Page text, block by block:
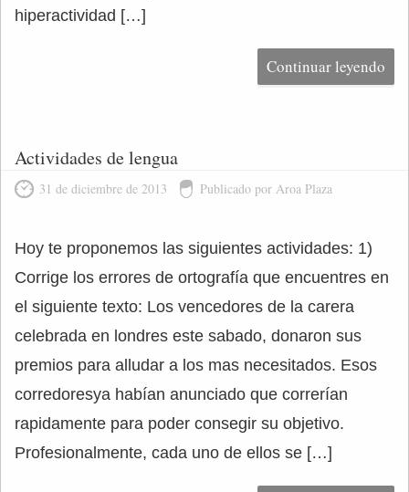
hiperactividad […]
Continuar leyendo
Actividades de lengua
31 de diciembre de 2013 Publicado por Aroa Plaza
Hoy te proponemos las siguientes actividades: 1)
Corrige los errores de ortografía que encuentres en
el siguiente texto: Los vencedores de la carera
celebrada en londres este sabado, donaron sus
premios para alludar a los mas necesitados. Esos
corredoresya habían anunciado que correrían
rapidamente para poder consegir su objetivo.
Profesionalmente, cada uno de ellos se […]